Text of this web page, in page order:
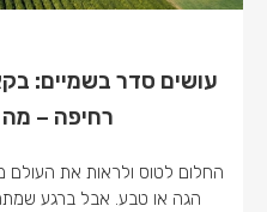
עושים סדר בשמיים:
רחיפה –
החלום לטוס ולראות את
הגה או טבע. אבל ברגע